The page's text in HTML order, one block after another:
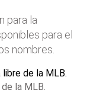
para la
para el
nombres.
la MLB.